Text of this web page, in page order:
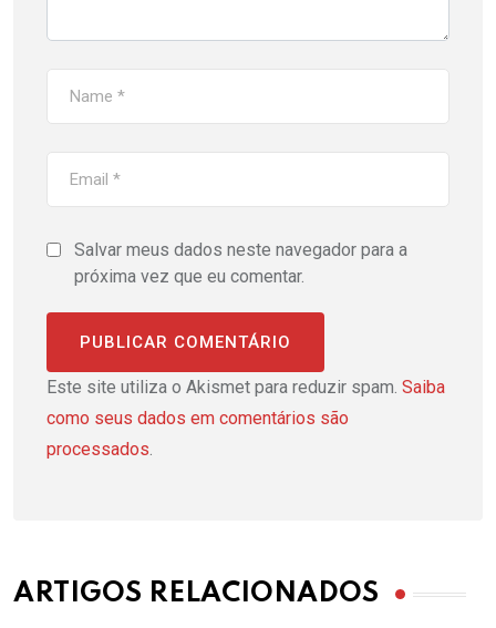
Salvar meus dados neste navegador para a
próxima vez que eu comentar.
Este site utiliza o Akismet para reduzir spam. Saiba
como seus dados em comentários são
processados.
ARTIGOS RELACIONADOS